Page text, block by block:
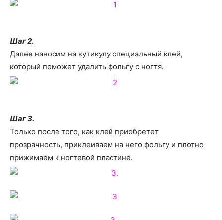
Шаг 2.
Далее наносим на кутикулу специальный клей,
который поможет удалить фольгу с ногтя.
Шаг 3.
Только после того, как клей приобретет
прозрачность, приклеиваем на него фольгу и плотно
прижимаем к ногтевой пластине.